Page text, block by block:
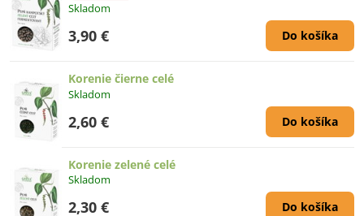
Skladom
3,90 € Do košíka
Korenie čierne celé
Skladom
2,60 € Do košíka
Korenie zelené celé
Skladom
2,30 € Do košíka